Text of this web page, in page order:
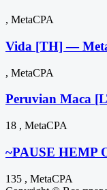
, MetaCPA
Vida [TH] —
, MetaCPA
Peruvian Maca
18 , MetaCPA
~PAUSE HEMP
135 , MetaCPA